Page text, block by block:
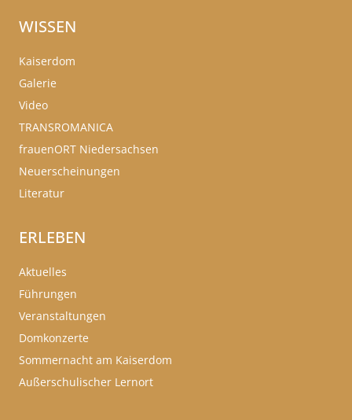
WISSEN
Kaiserdom
Galerie
Video
TRANSROMANICA
frauenORT Niedersachsen
Neuerscheinungen
Literatur
ERLEBEN
Aktuelles
Führungen
Veranstaltungen
Domkonzerte
Sommernacht am Kaiserdom
Außerschulischer Lernort